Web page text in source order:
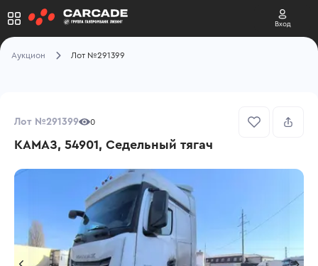
Вход
Аукцион Лот №291399
Лот №291399 0
КАМАЗ, 54901, Седельный тягач